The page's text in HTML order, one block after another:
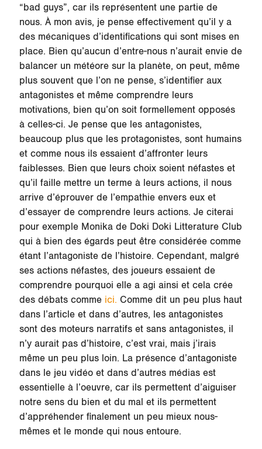
“bad guys”, car ils représentent une partie de
nous. À mon avis, je pense effectivement qu’il y a
des mécaniques d’identifications qui sont mises en
place. Bien qu’aucun d’entre-nous n’aurait envie de
balancer un météore sur la planète, on peut, même
plus souvent que l’on ne pense, s’identifier aux
antagonistes et même comprendre leurs
motivations, bien qu’on soit formellement opposés
à celles-ci. Je pense que les antagonistes,
beaucoup plus que les protagonistes, sont humains
et comme nous ils essaient d’affronter leurs
faiblesses. Bien que leurs choix soient néfastes et
qu’il faille mettre un terme à leurs actions, il nous
arrive d’éprouver de l’empathie envers eux et
d’essayer de comprendre leurs actions. Je citerai
pour exemple Monika de Doki Doki Litterature Club
qui à bien des égards peut être considérée comme
étant l’antagoniste de l’histoire. Cependant, malgré
ses actions néfastes, des joueurs essaient de
comprendre pourquoi elle a agi ainsi et cela crée
des débats comme ici. Comme dit un peu plus haut
dans l’article et dans d’autres, les antagonistes
sont des moteurs narratifs et sans antagonistes, il
n’y aurait pas d’histoire, c’est vrai, mais j’irais
même un peu plus loin. La présence d’antagoniste
dans le jeu vidéo et dans d’autres médias est
essentielle à l’oeuvre, car ils permettent d’aiguiser
notre sens du bien et du mal et ils permettent
d’appréhender finalement un peu mieux nous-
mêmes et le monde qui nous entoure.